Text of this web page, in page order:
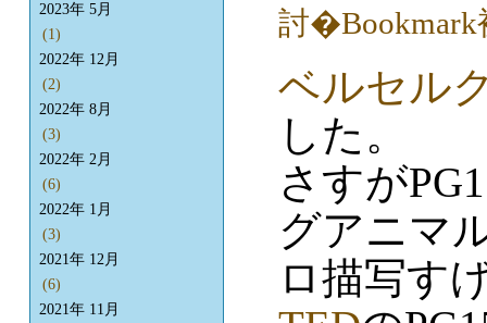
ベルセル
した。
さすが
グアニマ
ロ描写す
2023年 5月
(1)
2022年 12月
(2)
2022年 8月
(3)
2022年 2月
(6)
2022年 1月
(3)
2021年 12月
(6)
2021年 11月